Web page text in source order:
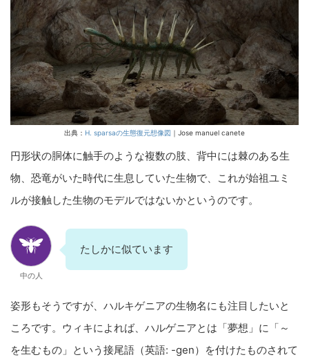
出典： H. sparsaの生態復元想像図 ｜Jose manuel canete
円形状の胴体に触手のような複数の肢、背中には棘のある生
物、恐竜がいた時代に生息していた生物で、これが始祖ユミ
ルが接触した生物のモデルではないかというのです。
中の人
たしかに似ています
姿形もそうですが、ハルキゲニアの生物名にも注目したいと
ころです。ウィキによれば、ハルゲニアとは「夢想」に「～
を生むもの」という接尾語（英語: -gen）を付けたものされて